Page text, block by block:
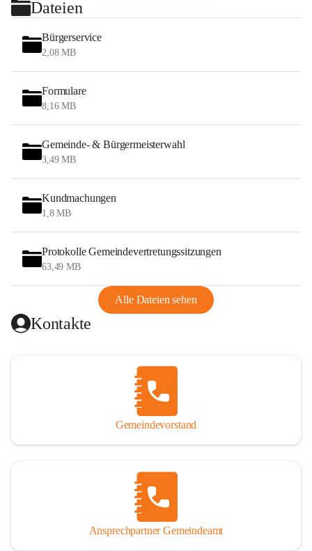
Dateien
Bürgerservice
2,08 MB
Formulare
8,16 MB
Gemeinde- & Bürgermeisterwahl
3,49 MB
Kundmachungen
1,8 MB
Protokolle Gemeindevertretungssitzungen
63,49 MB
Alle Dateien sehen
Kontakte
Gemeindevorstand
Ansprechpartner Gemeindeamt